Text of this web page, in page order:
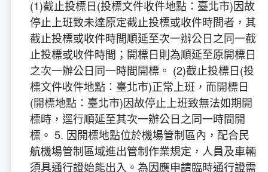
(1)截止投標日(投標文件收件地點：臺北市)因故
停止上班致未達原定截止投標或收件時間者，其
截止投標或收件時間順延至次一辦公日之同一截
止投標或收件時間；開標日則為順延至原開標日
之次一辦公日同一時間開標。 (2)截止投標日(投
標文件收件地點：臺北市)正常上班，而開標日
(開標地點：臺北市)因故停止上班致無法如期開
標時，逕行順延至其次一辦公日之同一時間開
標。 5. 因開標地點位於機場管制區內，配合民
航機場管制區域進出管制作業規定，人員及車輛
須具通行證始能出入。為因應申請臨時通行證需